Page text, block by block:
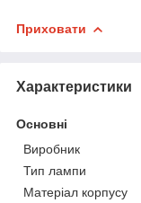
Приховати
Характеристики
Основні
Виробник
Тип лампи
Матеріал корпусу